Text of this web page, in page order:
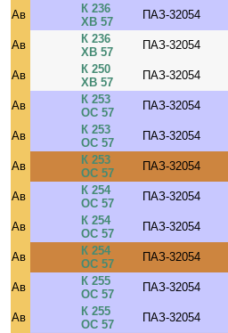
Ав
К 236
ХВ 57
ПАЗ-32054
Ав
К 236
ХВ 57
ПАЗ-32054
Ав
К 250
ХВ 57
ПАЗ-32054
Ав
К 253
ОС 57
ПАЗ-32054
Ав
К 253
ОС 57
ПАЗ-32054
Ав
К 253
ОС 57
ПАЗ-32054
Ав
К 254
ОС 57
ПАЗ-32054
Ав
К 254
ОС 57
ПАЗ-32054
Ав
К 254
ОС 57
ПАЗ-32054
Ав
К 255
ОС 57
ПАЗ-32054
Ав
К 255
ОС 57
ПАЗ-32054